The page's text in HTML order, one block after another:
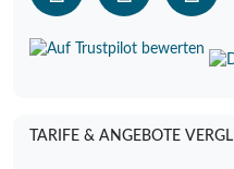
TARIFE & ANGEBOTE